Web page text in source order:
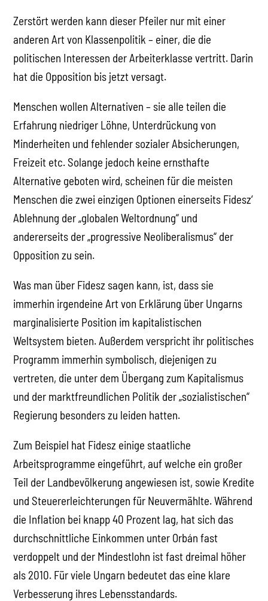
Zerstört werden kann dieser Pfeiler nur mit einer
anderen Art von Klassenpolitik – einer, die die
politischen Interessen der Arbeiterklasse vertritt. Darin
hat die Opposition bis jetzt versagt.
Menschen wollen Alternativen – sie alle teilen die
Erfahrung niedriger Löhne, Unterdrückung von
Minderheiten und fehlender sozialer Absicherungen,
Freizeit etc. Solange jedoch keine ernsthafte
Alternative geboten wird, scheinen für die meisten
Menschen die zwei einzigen Optionen einerseits Fidesz‘
Ablehnung der „globalen Weltordnung“ und
andererseits der „progressive Neoliberalismus“ der
Opposition zu sein.
Was man über Fidesz sagen kann, ist, dass sie
immerhin irgendeine Art von Erklärung über Ungarns
marginalisierte Position im kapitalistischen
Weltsystem bieten. Außerdem verspricht ihr politisches
Programm immerhin symbolisch, diejenigen zu
vertreten, die unter dem Übergang zum Kapitalismus
und der marktfreundlichen Politik der „sozialistischen“
Regierung besonders zu leiden hatten.
Zum Beispiel hat Fidesz einige staatliche
Arbeitsprogramme eingeführt, auf welche ein großer
Teil der Landbevölkerung angewiesen ist, sowie Kredite
und Steuererleichterungen für Neuvermählte. Während
die Inflation bei knapp 40 Prozent lag, hat sich das
durchschnittliche Einkommen unter Orbán fast
verdoppelt und der Mindestlohn ist fast dreimal höher
als 2010. Für viele Ungarn bedeutet das eine klare
Verbesserung ihres Lebensstandards.